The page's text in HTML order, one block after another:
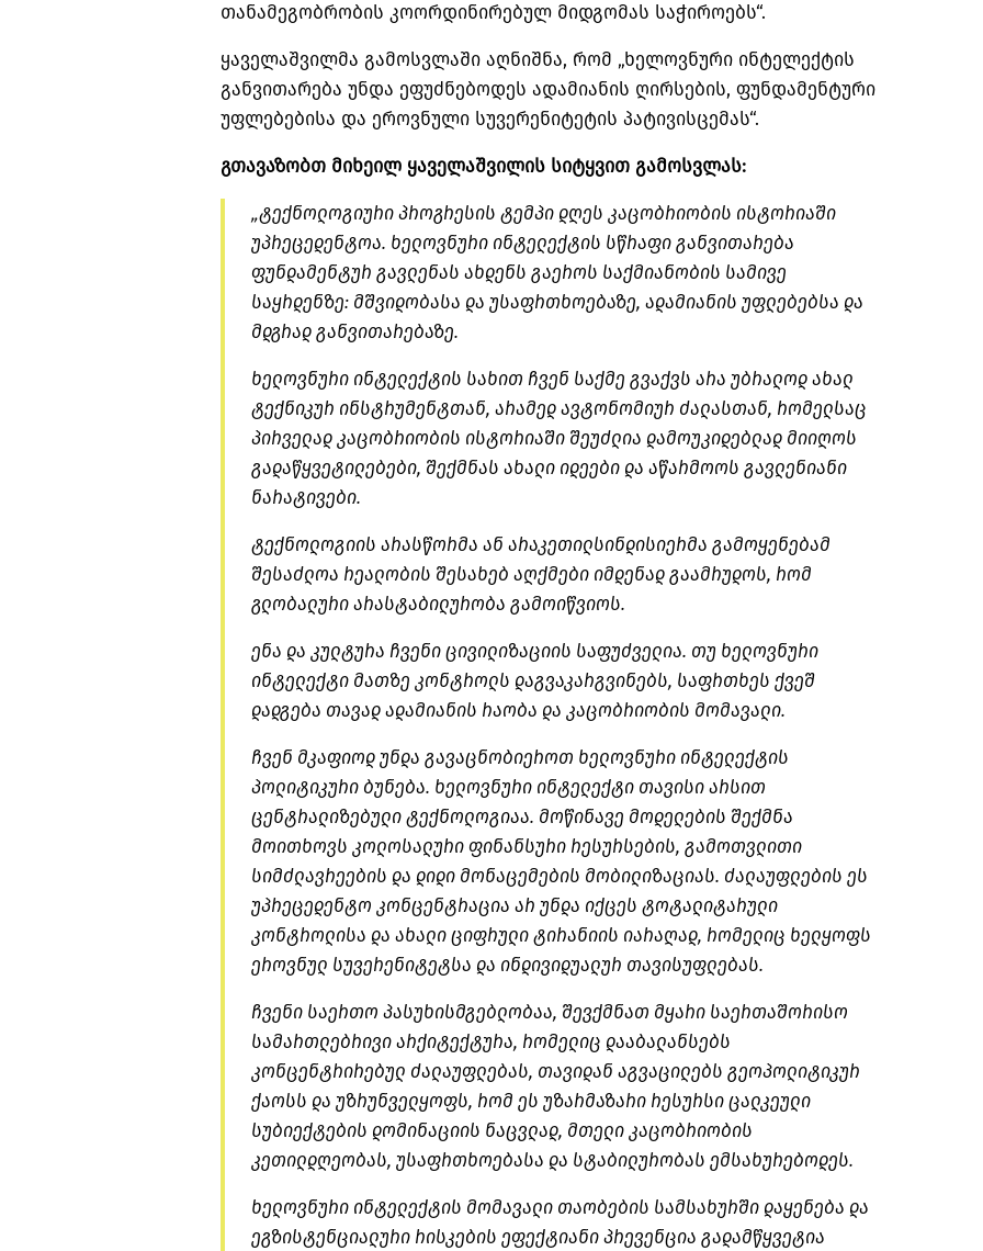
თანამეგობრობის კოორდინირებულ მიდგომას საჭიროებს“.
ყაველაშვილმა გამოსვლაში აღნიშნა, რომ „ხელოვნური ინტელექტის
განვითარება უნდა ეფუძნებოდეს ადამიანის ღირსების, ფუნდამენტური
უფლებებისა და ეროვნული სუვერენიტეტის პატივისცემას“.
გთავაზობთ მიხეილ ყაველაშვილის სიტყვით გამოსვლას:
„ტექნოლოგიური პროგრესის ტემპი დღეს კაცობრიობის ისტორიაში
უპრეცედენტოა. ხელოვნური ინტელექტის სწრაფი განვითარება
ფუნდამენტურ გავლენას ახდენს გაეროს საქმიანობის სამივე
საყრდენზე: მშვიდობასა და უსაფრთხოებაზე, ადამიანის უფლებებსა და
მდგრად განვითარებაზე.
ხელოვნური ინტელექტის სახით ჩვენ საქმე გვაქვს არა უბრალოდ ახალ
ტექნიკურ ინსტრუმენტთან, არამედ ავტონომიურ ძალასთან, რომელსაც
პირველად კაცობრიობის ისტორიაში შეუძლია დამოუკიდებლად მიიღოს
გადაწყვეტილებები, შექმნას ახალი იდეები და აწარმოოს გავლენიანი
ნარატივები.
ტექნოლოგიის არასწორმა ან არაკეთილსინდისიერმა გამოყენებამ
შესაძლოა რეალობის შესახებ აღქმები იმდენად გაამრუდოს, რომ
გლობალური არასტაბილურობა გამოიწვიოს.
ენა და კულტურა ჩვენი ცივილიზაციის საფუძველია. თუ ხელოვნური
ინტელექტი მათზე კონტროლს დაგვაკარგვინებს, საფრთხეს ქვეშ
დადგება თავად ადამიანის რაობა და კაცობრიობის მომავალი.
ჩვენ მკაფიოდ უნდა გავაცნობიეროთ ხელოვნური ინტელექტის
პოლიტიკური ბუნება. ხელოვნური ინტელექტი თავისი არსით
ცენტრალიზებული ტექნოლოგიაა. მოწინავე მოდელების შექმნა
მოითხოვს კოლოსალური ფინანსური რესურსების, გამოთვლითი
სიმძლავრეების და დიდი მონაცემების მობილიზაციას. ძალაუფლების ეს
უპრეცედენტო კონცენტრაცია არ უნდა იქცეს ტოტალიტარული
კონტროლისა და ახალი ციფრული ტირანიის იარაღად, რომელიც ხელყოფს
ეროვნულ სუვერენიტეტსა და ინდივიდუალურ თავისუფლებას.
ჩვენი საერთო პასუხისმგებლობაა, შევქმნათ მყარი საერთაშორისო
სამართლებრივი არქიტექტურა, რომელიც დააბალანსებს
კონცენტრირებულ ძალაუფლებას, თავიდან აგვაცილებს გეოპოლიტიკურ
ქაოსს და უზრუნველყოფს, რომ ეს უზარმაზარი რესურსი ცალკეული
სუბიექტების დომინაციის ნაცვლად, მთელი კაცობრიობის
კეთილდღეობას, უსაფრთხოებასა და სტაბილურობას ემსახურებოდეს.
ხელოვნური ინტელექტის მომავალი თაობების სამსახურში დაყენება და
ეგზისტენციალური რისკების ეფექტიანი პრევენცია გადამწყვეტია